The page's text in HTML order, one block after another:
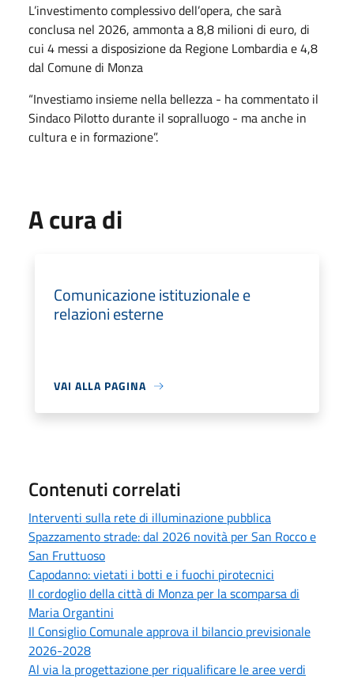
L’investimento complessivo dell’opera, che sarà
conclusa nel 2026, ammonta a 8,8 milioni di euro, di
cui 4 messi a disposizione da Regione Lombardia e 4,8
dal Comune di Monza
“Investiamo insieme nella bellezza - ha commentato il
Sindaco Pilotto durante il sopralluogo - ma anche in
cultura e in formazione”.
A cura di
Comunicazione istituzionale e
relazioni esterne
VAI ALLA PAGINA
Contenuti correlati
Interventi sulla rete di illuminazione pubblica
Spazzamento strade: dal 2026 novità per San Rocco e
San Fruttuoso
Capodanno: vietati i botti e i fuochi pirotecnici
Il cordoglio della città di Monza per la scomparsa di
Maria Organtini
Il Consiglio Comunale approva il bilancio previsionale
2026-2028
Al via la progettazione per riqualificare le aree verdi